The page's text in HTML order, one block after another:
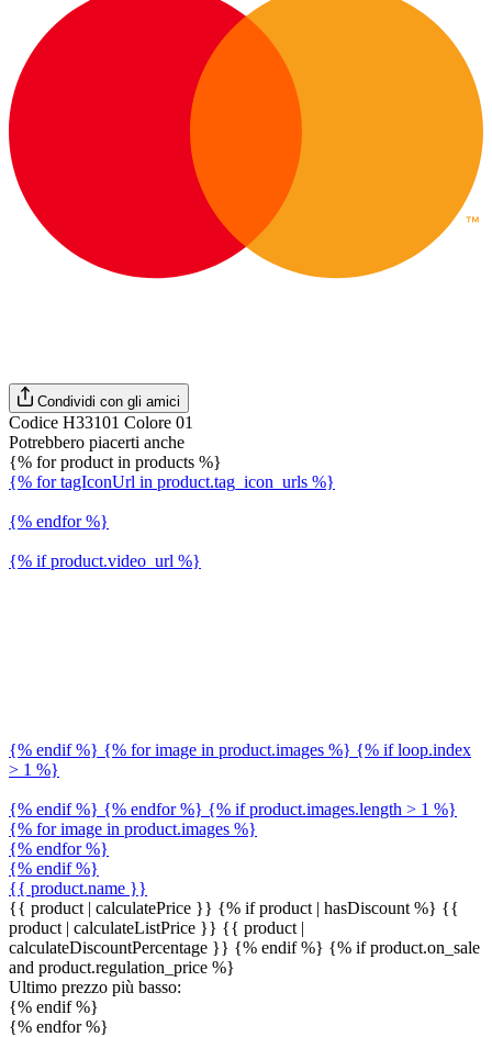
Condividi con gli amici
Codice H33101 Colore 01
Potrebbero piacerti anche
{% for product in products %}
{% for tagIconUrl in product.tag_icon_urls %}
{% endfor %}
{% if product.video_url %}
{% endif %} {% for image in product.images %} {% if loop.index
> 1 %}
{% endif %} {% endfor %} {% if product.images.length > 1 %}
{% for image in product.images %}
{% endfor %}
{% endif %}
{{ product.name }}
{{ product | calculatePrice }} {% if product | hasDiscount %} {{
product | calculateListPrice }} {{ product |
calculateDiscountPercentage }} {% endif %} {% if product.on_sale
and product.regulation_price %}
Ultimo prezzo più basso:
{% endif %}
{% endfor %}